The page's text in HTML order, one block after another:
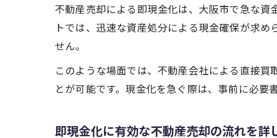
不動産売却による即現金化は、大阪市で急な
トでは、迅速な資産処分による現金確保が求
せん。
このような場面では、不動産会社による直接
とが可能です。現金化を急ぐ際は、事前に必要
即現金化に有効な不動産売却の流れを詳